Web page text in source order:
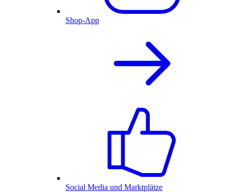
Shop-App
Social Media und Marktplätze